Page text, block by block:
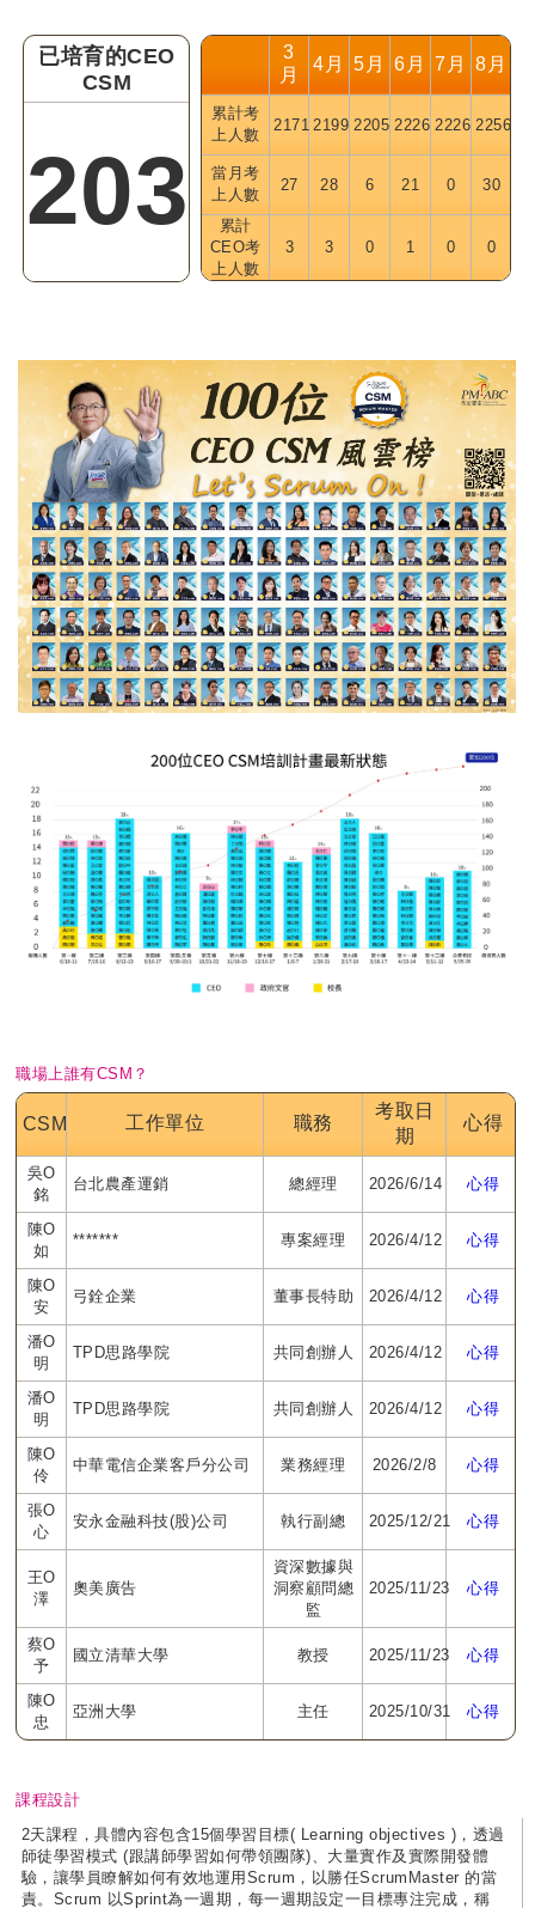
已培育的CEO
CSM
203
3
月
4月 5月 6月 7月 8月
累計考
上人數
2171 2199 2205 2226 2226 2256
當月考
上人數
27 28 6 21 0 30
累計
CEO考
上人數
3 3 0 1 0 0
職場上誰有CSM？
CSM 工作單位 職務
考取日
期
心得
吳O
銘
台北農產運銷 總經理 2026/6/14 心得
陳O
如
******* 專案經理 2026/4/12 心得
陳O
安
弓銓企業 董事長特助 2026/4/12 心得
潘O
明
TPD思路學院 共同創辦人 2026/4/12 心得
潘O
明
TPD思路學院 共同創辦人 2026/4/12 心得
陳O
伶
中華電信企業客戶分公司 業務經理 2026/2/8 心得
張O
心
安永金融科技(股)公司 執行副總 2025/12/21 心得
王O
澤
奧美廣告
資深數據與
洞察顧問總
監
2025/11/23 心得
蔡O
予
國立清華大學 教授 2025/11/23 心得
陳O
忠
亞洲大學 主任 2025/10/31 心得
課程設計
2天課程，具體內容包含15個學習目標( Learning objectives )，透過
師徒學習模式 (跟講師學習如何帶領團隊)、大量實作及實際開發體
驗，讓學員瞭解如何有效地運用Scrum，以勝任ScrumMaster 的當
責。Scrum 以Sprint為一週期，每一週期設定一目標專注完成，稱